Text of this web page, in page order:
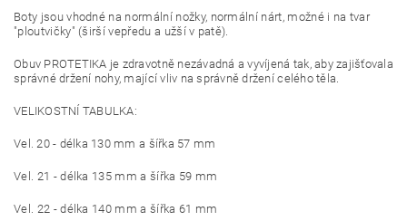
Boty jsou vhodné na normální nožky, normální nárt, možné i na tvar
"ploutvičky" (širší vepředu a užší v patě).
Obuv PROTETIKA je zdravotně nezávadná a vyvíjená tak, aby zajišťovala
správné držení nohy, mající vliv na správně držení celého těla.
VELIKOSTNÍ TABULKA:
Vel. 20 - délka 130 mm a šířka 57 mm
Vel. 21 - délka 135 mm a šířka 59 mm
Vel. 22 - délka 140 mm a šířka 61 mm